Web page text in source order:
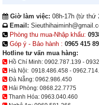
Giờ làm việc: 08h-17h (từ thứ
Email:
Phòng thu mua-Nhập khẩu:
Góp ý - Bảo hành : 0965 415
Hotline tư vấn mua hàng:
Hồ Chí Minh: 0902.787.139 -
Hà Nội: 0918.486.458 -
Đà Nẵng: 0962.986.450
Hải Phòng: 0868.22.7775
Thanh Hóa: 0963.040.460